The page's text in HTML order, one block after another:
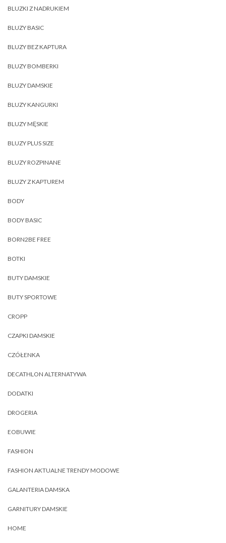
BLUZKI Z NADRUKIEM
BLUZY BASIC
BLUZY BEZ KAPTURA
BLUZY BOMBERKI
BLUZY DAMSKIE
BLUZY KANGURKI
BLUZY MĘSKIE
BLUZY PLUS SIZE
BLUZY ROZPINANE
BLUZY Z KAPTUREM
BODY
BODY BASIC
BORN2BE FREE
BOTKI
BUTY DAMSKIE
BUTY SPORTOWE
CROPP
CZAPKI DAMSKIE
CZÓŁENKA
DECATHLON ALTERNATYWA
DODATKI
DROGERIA
EOBUWIE
FASHION
FASHION AKTUALNE TRENDY MODOWE
GALANTERIA DAMSKA
GARNITURY DAMSKIE
HOME